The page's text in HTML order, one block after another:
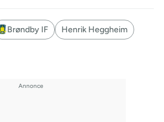
Brøndby IF
Henrik Heggheim